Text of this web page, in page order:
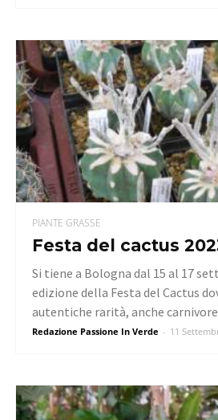
PIANTE GRASSE
Festa del cactus
Redazione Passione In Verde - 11
Si tiene a Bologna dal 15 al 17
edizione della Festa del Cactus
autentiche rarità, anche